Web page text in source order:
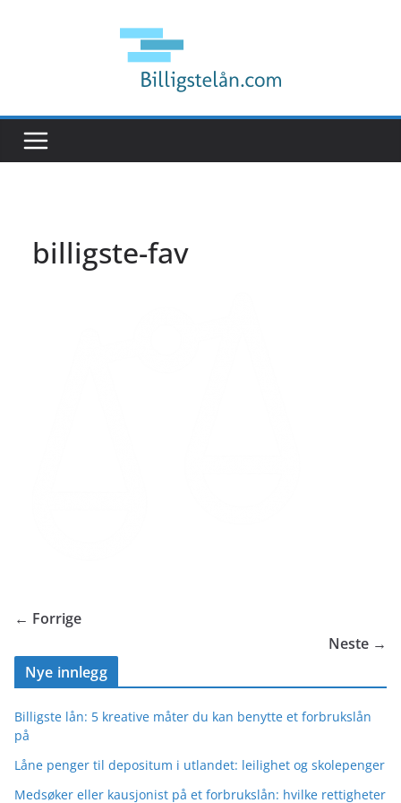
billigste-fav
← Forrige
Neste →
Nye innlegg
Billigste lån: 5 kreative måter du kan benytte et forbrukslån
på
Låne penger til depositum i utlandet: leilighet og skolepenger
Medsøker eller kausjonist på et forbrukslån: hvilke rettigheter